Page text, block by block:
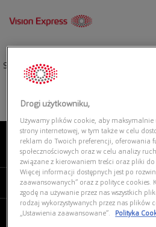
Strona główna|
O NAS
MOJE VISION EXPRESS
PRODUKTY I USŁUGI
Drogi użytkowniku,
Używamy plików cookie, aby maksymalnie
strony internetowej, w tym także w celu
reklam do Twoich preferencji, oferowania
społecznościowych oraz w celu analizy
związane z kierowaniem treści oraz pliki
Więcej informacji dostępnych jest po
zaawansowanych” oraz z polityce cookies.
zgodę na używanie przez nas wszystkich
rodzaj wykorzystywanych przez nas plików
„Ustawienia zaawansowane”.
Polityka